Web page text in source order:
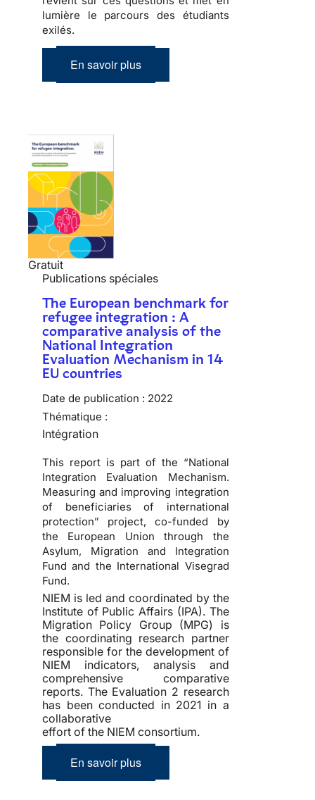
lumière le parcours des étudiants
exilés.
En savoir plus
Gratuit
Publications spéciales
The European benchmark for
refugee integration : A
comparative analysis of the
National Integration
Evaluation Mechanism in 14
EU countries
Date de publication : 2022
Thématique :
Intégration
This report is part of the “National
Integration Evaluation Mechanism.
Measuring and improving integration
of beneficiaries of international
protection” project, co-funded by
the European Union through the
Asylum, Migration and Integration
Fund and the International Visegrad
Fund.
NIEM is led and coordinated by the
Institute of Public Affairs (IPA). The
Migration Policy Group (MPG) is
the coordinating research partner
responsible for the development of
NIEM indicators, analysis and
comprehensive comparative
reports. The Evaluation 2 research
has been conducted in 2021 in a
collaborative
effort of the NIEM consortium.
En savoir plus